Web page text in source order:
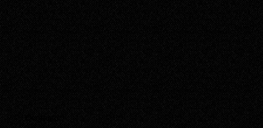
Contacto